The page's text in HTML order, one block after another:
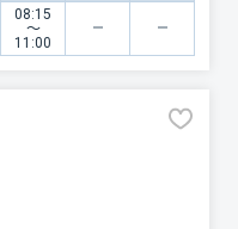
08:15
〜
11:00